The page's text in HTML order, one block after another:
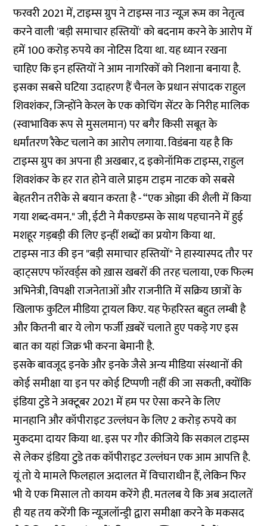
फरवरी 2021 में, टाइम्स ग्रुप ने टाइम्स नाउ न्यूज़ रूम का नेतृत्व
करने वाली 'बड़ी समाचार हस्तियों' को बदनाम करने के आरोप में
हमें100 करोड़ रुपये का नोटिसदिया था. यह ध्यान रखना
चाहिए कि इन हस्तियों नेआम नागरिकों को निशानाबनाया है.
इसका सबसे घटिया उदाहरण हैं चैनल के प्रधान संपादक राहुल
शिवशंकर, जिन्होंने केरल के एक कोचिंग सेंटर के निरीह मालिक
(स्वाभाविक रूप से मुसलमान) पर बगैर किसी सबूत के
धर्मांतरण रैकेट चलाने का आरोप लगाया. विडंबना यह है कि
टाइम्स ग्रुप का अपना ही अखबार, द इकोनॉमिक टाइम्स, राहुल
शिवशंकर के हर रात होने वाले प्राइम टाइम नाटक को सबसे
बेहतरीन तरीके से बयान करता है - “एक ओझा की शैली में किया
गया शब्द-वमन." जी, ईटी ने मैकएडम्स के साथ पहचानने में हुई
मशहूर गड़बड़ी की लिए इन्हींशब्दों का प्रयोगकिया था.
टाइम्स नाउ की इन "बड़ी समाचार हस्तियों" ने हास्यास्पद तौर पर
व्हाट्सएप फॉरवर्ड्स को ख़ास खबरों की तरह चलाया, एक फिल्म
अभिनेत्री,विपक्षी राजनेताओं और राजनीति में सक्रिय छात्रोंके
खिलाफ कुटिलमीडिया ट्रायलकिए. यह फेहरिस्त बहुत लम्बी है
औरकितनी बारये लोग फर्जी ख़बरें चलाते हुए पकड़े गए इस
बात का यहां जिक्र भी करना बेमानी है.
इसके बावजूद इनके और इनके जैसे अन्य मीडिया संस्थानों की
कोई समीक्षा या इन पर कोई टिप्पणी नहीं की जा सकती, क्योंकि
इंडिया टुडे ने अक्टूबर 2021 में हम पर ऐसा करने के लिए
मानहानि और कॉपीराइट उल्लंघन के लिए 2 करोड़ रुपये का
मुकदमा दायर किया था. इस पर गौर कीजिये कि सकाल टाइम्स
से लेकर इंडिया टुडे तक कॉपीराइट उल्लंघन एक आम आपत्ति है.
यूं तो ये मामले फिलहाल अदालत में विचाराधीन हैं, लेकिन फिर
भी ये एक मिसाल तो कायम करेंगे ही. मतलब ये कि अब अदालतें
ही यह तय करेंगी कि न्यूज़लॉन्ड्री द्वारा समीक्षा करने के मकसद